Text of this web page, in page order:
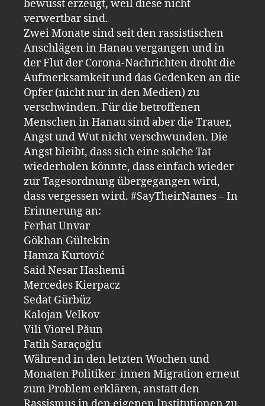
bewusst erzeugt, weil diese nicht
verwertbar sind.
Zwei Monate sind seit den rassistischen
Anschlägen in Hanau vergangen und in
der Flut der Corona-Nachrichten droht die
Aufmerksamkeit und das Gedenken an die
Opfer (nicht nur in den Medien) zu
verschwinden. Für die betroffenen
Menschen in Hanau sind aber die Trauer,
Angst und Wut nicht verschwunden. Die
Angst bleibt, dass sich eine solche Tat
wiederholen könnte, dass einfach wieder
zur Tagesordnung übergegangen wird,
dass vergessen wird. #SayTheirNames – In
Erinnerung an:
Ferhat Unvar
Gökhan Gültekin
Hamza Kurtović
Said Nesar Hashemi
Mercedes Kierpacz
Sedat Gürbüz
Kalojan Velkov
Vili Viorel Păun
Fatih Saraçoğlu
Während in den letzten Wochen und
Monaten Politiker_innen Migration erneut
zum Problem erklären, anstatt den